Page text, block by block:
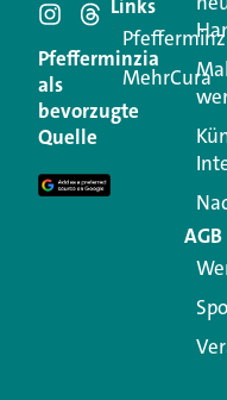
Ihre E-Mail-Adresse
Erforderliche Felder
Kommentar
Pfefferminzia
als
bevorzugte
Quelle
Links
MehrCura
AGB